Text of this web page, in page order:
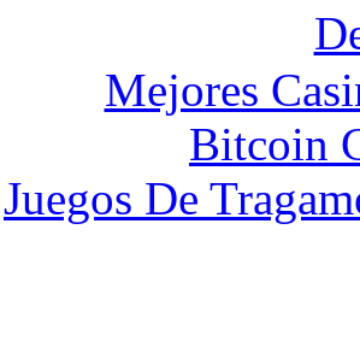
Mejores
Bitcoin
Juegos De